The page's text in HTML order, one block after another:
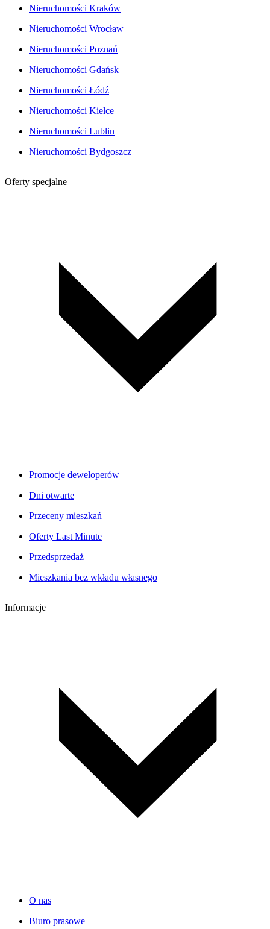
Nieruchomości Kraków
Nieruchomości Wrocław
Nieruchomości Poznań
Nieruchomości Gdańsk
Nieruchomości Łódź
Nieruchomości Kielce
Nieruchomości Lublin
Nieruchomości Bydgoszcz
Oferty specjalne
Promocje deweloperów
Dni otwarte
Przeceny mieszkań
Oferty Last Minute
Przedsprzedaż
Mieszkania bez wkładu własnego
Informacje
O nas
Biuro prasowe